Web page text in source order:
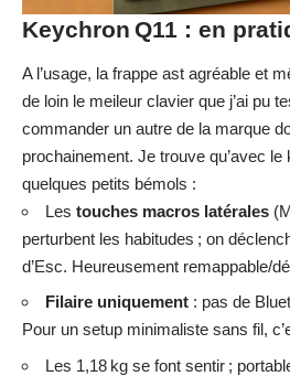
Keychron Q11 : en
A l’usage, la frappe ast agréable et
de loin le meileur clavier que j’ai pu
commander un autre de la marque
prochainement. Je trouve qu’avec
quelques petits bémols :
Les touches macros latérales
perturbent les habitudes ; on
d’Esc. Heureusement remappable/
Filaire uniquement : pas de
Pour un setup minimaliste sans fil,
Les 1,18 kg se font sentir ;